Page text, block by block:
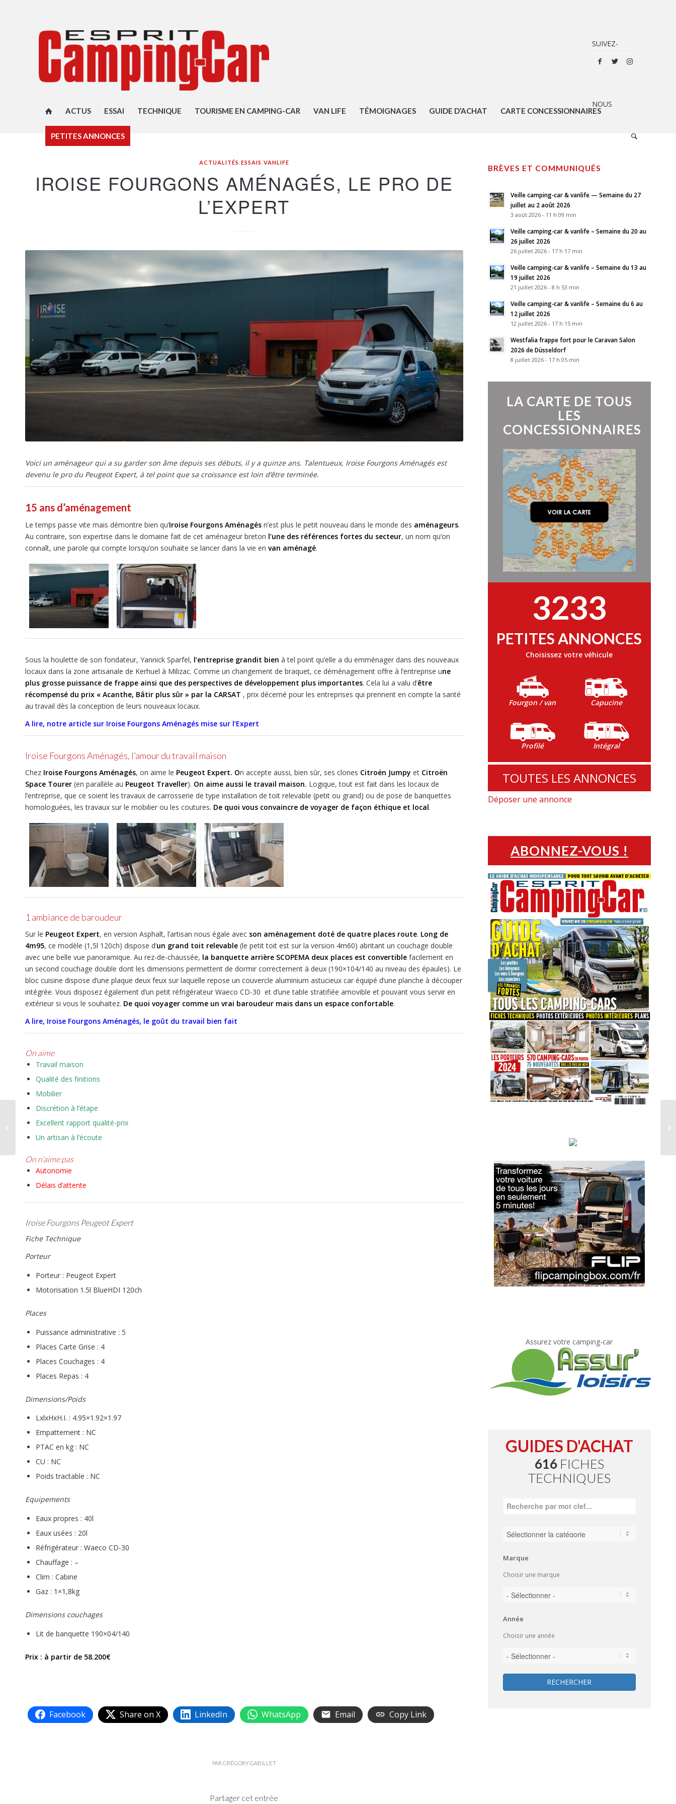
ACTUS ESSAI TECHNIQUE TOURISME EN CAMPING-CAR VAN LIFE TÉMOIGNAGES GUIDE D’ACHAT CARTE CONCESSIONNAIRES
PETITES ANNONCES
ACTUALITÉS ESSAIS VANLIFE
IROISE FOURGONS AMÉNAGÉS, LE PRO DE
L’EXPERT
Voici un aménageur qui a su garder son âme depuis ses débuts, il y a quinze ans. Talentueux, Iroise Fourgons Aménagés est
devenu le pro du Peugeot Expert, à tel point que sa croissance est loin d’être terminée.
15 ans d’aménagement
Le temps passe vite mais démontre bien qu’Iroise Fourgons Aménagés n’est plus le petit nouveau dans le monde des aménageurs.
Au contraire, son expertise dans le domaine fait de cet aménageur breton l’une des références fortes du secteur, un nom qu’on
connaît, une parole qui compte lorsqu’on souhaite se lancer dans la vie en van aménagé.
Sous la houlette de son fondateur, Yannick Sparfel, l’entreprise grandit bien à tel point qu’elle a du emménager dans des nouveaux
locaux dans la zone artisanale de Kerhuel à Milizac. Comme un changement de braquet, ce déménagement offre à l’entreprise une
plus grosse puissance de frappe ainsi que des perspectives de développement plus importantes. Cela lui a valu d’être
récompensé du prix « Acanthe, Bâtir plus sûr » par la CARSAT , prix décerné pour les entreprises qui prennent en compte la santé
au travail dès la conception de leurs nouveaux locaux.
A lire, notre article sur Iroise Fourgons Aménagés mise sur l’Expert
Iroise Fourgons Aménagés, l’amour du travail maison
Chez Iroise Fourgons Aménagés, on aime le Peugeot Expert. On accepte aussi, bien sûr, ses clones Citroën Jumpy et Citroën
Space Tourer (en parallèle au Peugeot Traveller). On aime aussi le travail maison. Logique, tout est fait dans les locaux de
l’entreprise, que ce soient les travaux de carrosserie de type installation de toit relevable (petit ou grand) ou de pose de banquettes
homologuées, les travaux sur le mobilier ou les coutures. De quoi vous convaincre de voyager de façon éthique et local.
1 ambiance de baroudeur
Sur le Peugeot Expert, en version Asphalt, l’artisan nous égale avec son aménagement doté de quatre places route. Long de
4m95, ce modèle (1,5l 120ch) dispose d’un grand toit relevable (le petit toit est sur la version 4m60) abritant un couchage double
avec une belle vue panoramique. Au rez-de-chaussée, la banquette arrière SCOPEMA deux places est convertible facilement en
un second couchage double dont les dimensions permettent de dormir correctement à deux (190×104/140 au niveau des épaules). Le
bloc cuisine dispose d’une plaque deux feux sur laquelle repose un couvercle aluminium astucieux car équipé d’une planche à découper
intégrée. Vous disposez également d’un petit réfrigérateur Waeco CD-30 et d’une table stratifiée amovible et pouvant vous servir en
extérieur si vous le souhaitez. De quoi voyager comme un vrai baroudeur mais dans un espace confortable.
A lire, Iroise Fourgons Aménagés, le goût du travail bien fait
On aime
Travail maison
Qualité des finitions
Mobilier
Discrétion à l’étape
Excellent rapport qualité-prix
Un artisan à l’écoute
On n’aime pas
Autonomie
Délais d’attente
Iroise Fourgons Peugeot Expert
Fiche Technique
Porteur
Porteur : Peugeot Expert
Motorisation 1.5l BlueHDI 120ch
Places
Puissance administrative : 5
Places Carte Grise : 4
Places Couchages : 4
Places Repas : 4
Dimensions/Poids
LxlxHxH.I. : 4.95×1.92×1.97
Empattement : NC
PTAC en kg : NC
CU : NC
Poids tractable : NC
Equipements
Eaux propres : 40l
Eaux usées : 20l
Réfrigérateur : Waeco CD-30
Chauffage : –
Clim : Cabine
Gaz : 1×1,8kg
Dimensions couchages
Lit de banquette 190×04/140
Prix : à partir de 58.200€
Facebook Share on X LinkedIn WhatsApp Email Copy Link
PAR GRÉGORY GABILLET
Partager cet entrée
BRÈVES ET COMMUNIQUÉS
Veille camping-car & vanlife — Semaine du 27
juillet au 2 août 2026
3 août 2026 - 11 h 09 min
Veille camping-car & vanlife – Semaine du 20 au
26 juillet 2026
26 juillet 2026 - 17 h 17 min
Veille camping-car & vanlife – Semaine du 13 au
19 juillet 2026
21 juillet 2026 - 8 h 53 min
Veille camping-car & vanlife – Semaine du 6 au
12 juillet 2026
12 juillet 2026 - 17 h 15 min
Westfalia frappe fort pour le Caravan Salon
2026 de Düsseldorf
8 juillet 2026 - 17 h 05 min
LA CARTE DE TOUS
LES
CONCESSIONNAIRES
3233
PETITES ANNONCES
Choisissez votre véhicule
Fourgon / van Capucine
Profilé Intégral
TOUTES LES ANNONCES
Déposer une annonce
ABONNEZ-VOUS !
Assurez votre camping-car
GUIDES D'ACHAT
616FICHES
TECHNIQUES
Marque
Choisir une marque
Année
Choisir une année
RECHERCHER
Hymer CV Grand
Canyon S Crossover, 1
fourgon aménagé qui